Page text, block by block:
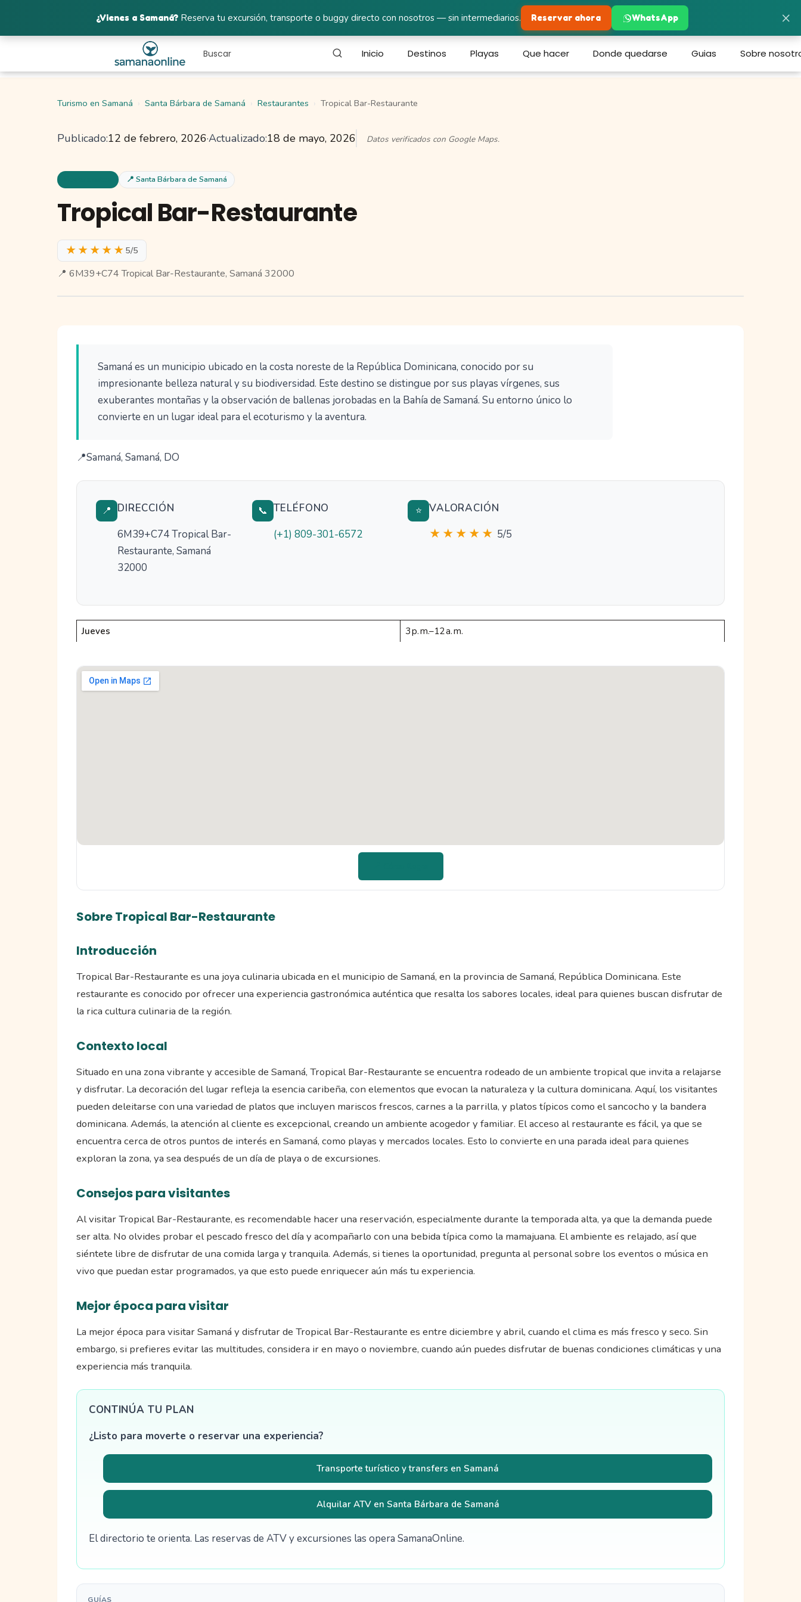
Inicio Destinos Playas Que hacer Donde quedarse Guias Sobre
Turismo en Samaná Santa Bárbara de Samaná Restaurantes Tropical Bar-Restaurante
Publicado:12 de febrero, 2026·Actualizado:18 de mayo, 2026 Datos verificados con Google Maps.
📍 Santa Bárbara de Samaná
Tropical Bar-Restaurante
★★★★★ 5/5
📍 6M39+C74 Tropical Bar-Restaurante, Samaná 32000
Samaná es un municipio ubicado en la costa noreste de la República Dominicana, conocido por su
impresionante belleza natural y su biodiversidad. Este destino se distingue por sus playas vírgenes, sus
exuberantes montañas y la observación de ballenas jorobadas en la Bahía de Samaná. Su entorno único lo
convierte en un lugar ideal para el ecoturismo y la aventura.
Samaná, Samaná, DO
📍 DIRECCIÓN
6M39+C74 Tropical Bar-
Restaurante, Samaná
32000
📞 TELÉFONO
(+1) 809-301-6572
⭐ VALORACIÓN
★★★★★ 5/5
Jueves 3 p. m.–12 a. m.
Sobre Tropical Bar-Restaurante
Introducción
Tropical Bar-Restaurante es una joya culinaria ubicada en el municipio de Samaná, en la provincia de Samaná, República Dominicana. Este
restaurante es conocido por ofrecer una experiencia gastronómica auténtica que resalta los sabores locales, ideal para quienes buscan disfrutar de
la rica cultura culinaria de la región.
Contexto local
Situado en una zona vibrante y accesible de Samaná, Tropical Bar-Restaurante se encuentra rodeado de un ambiente tropical que invita a relajarse
y disfrutar. La decoración del lugar refleja la esencia caribeña, con elementos que evocan la naturaleza y la cultura dominicana. Aquí, los visitantes
pueden deleitarse con una variedad de platos que incluyen mariscos frescos, carnes a la parrilla, y platos típicos como el sancocho y la bandera
dominicana. Además, la atención al cliente es excepcional, creando un ambiente acogedor y familiar. El acceso al restaurante es fácil, ya que se
encuentra cerca de otros puntos de interés en Samaná, como playas y mercados locales. Esto lo convierte en una parada ideal para quienes
exploran la zona, ya sea después de un día de playa o de excursiones.
Consejos para visitantes
Al visitar Tropical Bar-Restaurante, es recomendable hacer una reservación, especialmente durante la temporada alta, ya que la demanda puede
ser alta. No olvides probar el pescado fresco del día y acompañarlo con una bebida típica como la mamajuana. El ambiente es relajado, así que
siéntete libre de disfrutar de una comida larga y tranquila. Además, si tienes la oportunidad, pregunta al personal sobre los eventos o música en
vivo que puedan estar programados, ya que esto puede enriquecer aún más tu experiencia.
Mejor época para visitar
La mejor época para visitar Samaná y disfrutar de Tropical Bar-Restaurante es entre diciembre y abril, cuando el clima es más fresco y seco. Sin
embargo, si prefieres evitar las multitudes, considera ir en mayo o noviembre, cuando aún puedes disfrutar de buenas condiciones climáticas y una
experiencia más tranquila.
CONTINÚA TU PLAN
¿Listo para moverte o reservar una experiencia?
Transporte turístico y transfers en Samaná
Alquilar ATV en Santa Bárbara de Samaná
El directorio te orienta. Las reservas de ATV y excursiones las opera SamanaOnline.
GUÍAS
×
¿Vienes a Samaná?Reserva tu excursión, transporte o buggy directo con nosotros — sin intermediarios. Reservar ahora WhatsApp